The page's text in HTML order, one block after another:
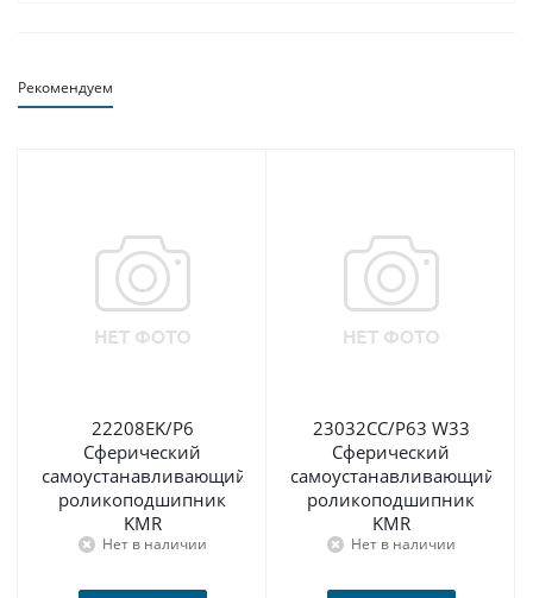
Рекомендуем
22208EK/P6
Сферический
самоустанавливающийся
роликоподшипник
KMR
Нет в наличии
23032CC/P63 W33
Сферический
самоустанавливающийся
роликоподшипник
KMR
Нет в наличии